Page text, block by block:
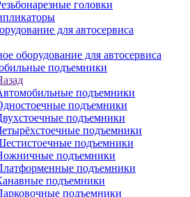
головки
для автосервиса
оборудование для автосервиса
подъемники
подъемники
подъемники
подъемники
подъемники
подъемники
подъемники
подъемники
подъемники
подъемники